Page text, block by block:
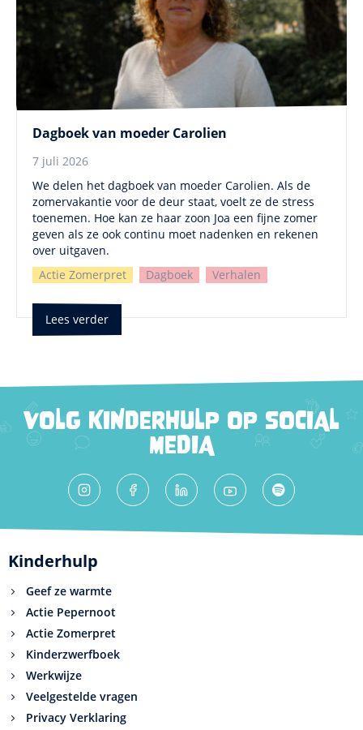
Dagboek van moeder Carolien
7 juli 2026
We delen het dagboek van moeder Carolien. Als de
zomervakantie voor de deur staat, voelt ze de stress
toenemen. Hoe kan ze haar zoon Joa een fijne zomer
geven als ze ook continu moet nadenken en rekenen
over uitgaven.
Actie Zomerpret
Dagboek Verhalen
Lees verder
VOLG KINDERHULP OP SOCIAL
MEDIA
Kinderhulp
Geef ze warmte
Actie Pepernoot
Actie Zomerpret
Kinderzwerfboek
Werkwijze
Veelgestelde vragen
Privacy Verklaring